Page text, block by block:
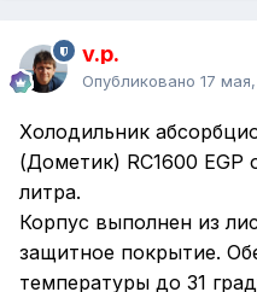
v.p.
Опубликовано 17
Холодильник
(Дометик) RC1600
литра.
Корпус выполнен из
защитное покрытие.
температуры до 31